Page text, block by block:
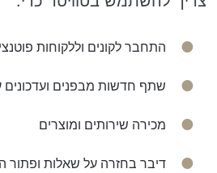
התחבר לקונים וללקוחות
שתף חדשות מבפנים ועדכונים
מכירה שירותים ומוצרים
דיבר בחזרה על שאלות ופתור